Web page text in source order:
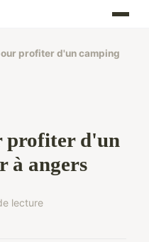
profiter d'un camping
profiter d'un
à angers
lecture